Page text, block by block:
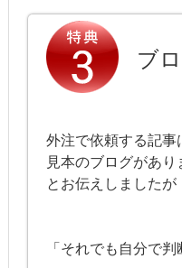
ブ
外注で依頼する記事
見本のブログがあり
とお伝えしましたが
「それでも自分で判